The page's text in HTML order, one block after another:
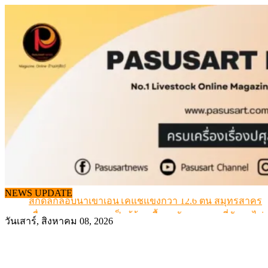
content
NEWS UPDATE
สกัดลักลอบนำเข้าเอ็นโคแช่แข็งกว่า 12.6 ตัน สมุทรสาคร
เมื่อเกษตรกรถูกมองเป็นผู้ร้ายเบื้องหลังราคาหมูที่สังคมไม่
วันเสาร์, สิงหาคม 08, 2026